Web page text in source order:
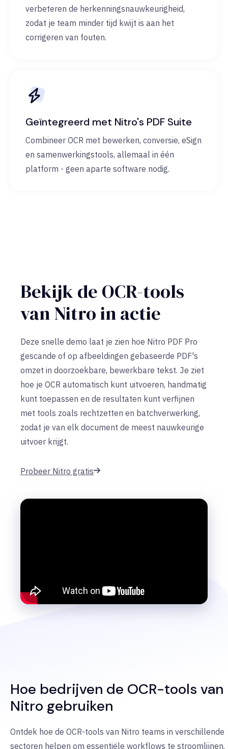
verbeteren de herkenningsnauwkeurigheid,
zodat je team minder tijd kwijt is aan het
corrigeren van fouten.
Geïntegreerd met Nitro's PDF Suite
Combineer OCR met bewerken, conversie, eSign
en samenwerkingstools, allemaal in één
platform - geen aparte software nodig.
Bekijk de OCR-tools
van Nitro in actie
Deze snelle demo laat je zien hoe Nitro PDF Pro
gescande of op afbeeldingen gebaseerde PDF's
omzet in doorzoekbare, bewerkbare tekst. Je ziet
hoe je OCR automatisch kunt uitvoeren, handmatig
kunt toepassen en de resultaten kunt verfijnen
met tools zoals rechtzetten en batchverwerking,
zodat je van elk document de meest nauwkeurige
uitvoer krijgt.
Probeer Nitro gratis
Hoe bedrijven de OCR-tools van
Nitro gebruiken
Ontdek hoe de OCR-tools van Nitro teams in verschillende
sectoren helpen om essentiële workflows te stroomlijnen.